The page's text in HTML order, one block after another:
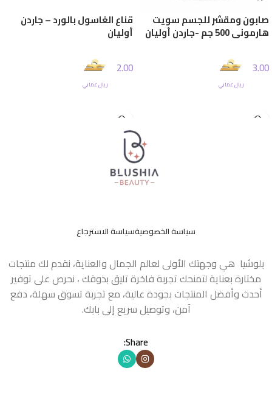
صابون ومقشر للجسم سويت
هارموني 500 جم -جاردن أوليان
3.00
ريال عماني
قناع الغاسول بالورد – جاردن
أوليان
2.00
ريال عماني
سياسة الخصوصيةسياسة الاسترجاع
بلوشيا هي وجهتك الأولى لعالم الجمال والعناية، نقدم لك منتجات
مختارة بعناية لتمنحك تجربة فاخرة تليق بذوقك ، نحرص على توفير
أحدث وأفضل المنتجات بجودة عالية، مع تجربة تسوق سهلة، دفع
آمن، وتوصيل سريع إلى بابك.
Share: